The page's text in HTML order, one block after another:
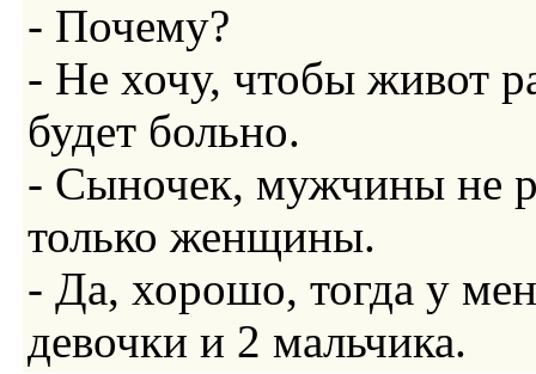
- Почему?
- Не хочу, чтобы живот
будет больно.
- Сыночек, мужчины не
только женщины.
- Да, хорошо, тогда у
девочки и 2 мальчика.